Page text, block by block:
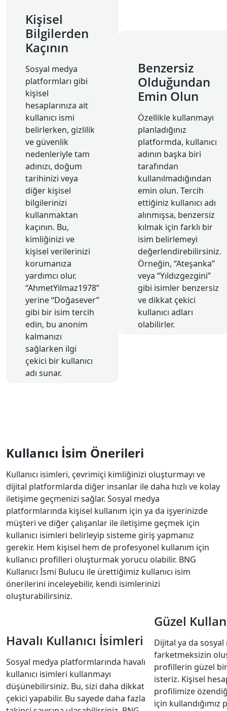
Kişisel
Bilgilerden
Kaçının
Sosyal medya
platformları gibi
kişisel
hesaplarınıza ait
kullanıcı ismi
belirlerken, gizlilik
ve güvenlik
nedenleriyle tam
adınızı, doğum
tarihinizi veya
diğer kişisel
bilgilerinizi
kullanmaktan
kaçının. Bu,
kimliğinizi ve
kişisel verilerinizi
korumanıza
yardımcı olur.
“AhmetYilmaz1978”
yerine “Doğasever”
gibi bir isim tercih
edin, bu anonim
kalmanızı
sağlarken ilgi
çekici bir kullanıcı
adı sunar.
Benzersiz
Olduğundan
Emin Olun
Özellikle kullanmayı
planladığınız
platformda, kullanıcı
adının başka biri
tarafından
kullanılmadığından
emin olun. Tercih
ettiğiniz kullanıcı adı
alınmışsa, benzersiz
kılmak için farklı bir
isim belirlemeyi
değerlendirebilirsiniz.
Örneğin, “Ateşanka”
veya “Yıldızgezgini”
gibi isimler benzersiz
ve dikkat çekici
kullanıcı adları
olabilirler.
Kullanıcı İsim Önerileri
Kullanıcı isimleri, çevrimiçi kimliğinizi oluşturmayı ve
dijital platformlarda diğer insanlar ile daha hızlı ve kolay
iletişime geçmenizi sağlar. Sosyal medya
platformlarında kişisel kullanım için ya da işyerinizde
müşteri ve diğer çalışanlar ile iletişime geçmek için
kullanıcı isimleri belirleyip sisteme giriş yapmanız
gerekir. Hem kişisel hem de profesyonel kullanım için
kullanıcı profilleri oluşturmak yorucu olabilir. BNG
Kullanıcı İsmi Bulucu ile ürettiğimiz kullanıcı isim
önerilerini inceleyebilir, kendi isimlerinizi
oluşturabilirsiniz.
Havalı Kullanıcı İsimleri
Sosyal medya platformlarında havalı
kullanıcı isimleri kullanmayı
düşünebilirsiniz. Bu, sizi daha dikkat
çekici yapabilir. Bu sayede daha fazla
Güzel
Dijital ya da
farketmeksizin
profillerin güzel bir
isteriz. Kişisel
profilimize
için